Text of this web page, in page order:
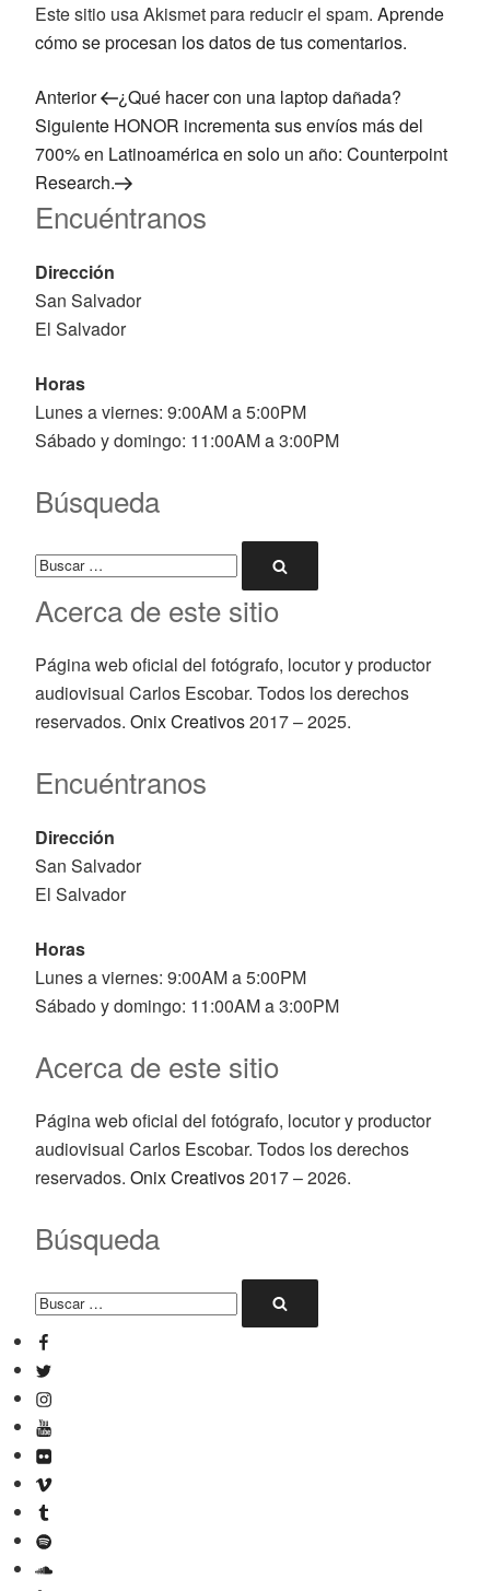
Este sitio usa Akismet para reducir el spam. Aprende
cómo se procesan los datos de tus comentarios.
Navegación
de
entradas
Entrada
anterior:
Anterior
¿Qué hacer con una laptop dañada?
Siguiente
entrada
Siguiente HONOR incrementa sus envíos más del
700% en Latinoamérica en solo un año: Counterpoint
Research.
Encuéntranos
Dirección
San Salvador
El Salvador
Horas
Lunes a viernes: 9:00AM a 5:00PM
Sábado y domingo: 11:00AM a 3:00PM
Búsqueda
Buscar
por:
Acerca de este sitio
Página web oficial del fotógrafo, locutor y productor
audiovisual Carlos Escobar. Todos los derechos
reservados. Onix Creativos2017 – 2025.
Encuéntranos
Dirección
San Salvador
El Salvador
Horas
Lunes a viernes: 9:00AM a 5:00PM
Sábado y domingo: 11:00AM a 3:00PM
Acerca de este sitio
Página web oficial del fotógrafo, locutor y productor
audiovisual Carlos Escobar. Todos los derechos
reservados. Onix Creativos2017 – 2026.
Búsqueda
Buscar
por:
Facebook
Twitter
Instagram
YouTube
Flickr
Vimeo
Tumblr
Spotify
SoundCloud